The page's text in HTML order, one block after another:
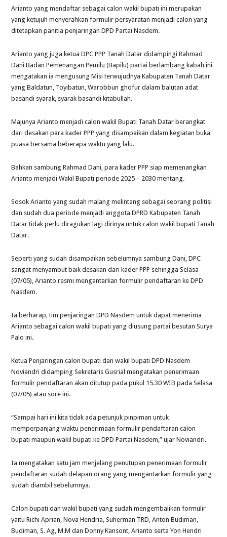
Arianto yang mendaftar sebagai calon wakil bupati ini merupakan
yang ketujuh menyerahkan formulir persyaratan menjadi calon yang
ditetapkan panitia penjaringan DPD Partai Nasdem.
Arianto yang juga ketua DPC PPP Tanah Datar didampingi Rahmad
Dani Badan Pemenangan Pemilu (Bapilu) partai berlambang kabah ini
mengatakan ia mengusung Misi terwujudnya Kabupaten Tanah Datar
yang Baldatun, Toyibatun, Warobbun ghofur dalam balutan adat
basandi syarak, syarak basandi kitabullah.
Majunya Arianto menjadi calon wakil Bupati Tanah Datar berangkat
dari desakan para kader PPP yang disampaikan dalam kegiatan buka
puasa bersama beberapa waktu yang lalu.
Bahkan sambung Rahmad Dani, para kader PPP siap memenangkan
Arianto menjadi Wakil Bupati periode 2025 – 2030 mentang.
Sosok Arianto yang sudah malang melintang sebagai seorang politisi
dan sudah dua periode menjadi anggota DPRD Kabupaten Tanah
Datar tidak perlu diragukan lagi dirinya untuk calon wakil bupati Tanah
Datar.
Seperti yang sudah disampaikan sebelumnya sambung Dani, DPC
sangat menyambut baik desakan dari kader PPP sehingga Selasa
(07/05), Arianto resmi mengantarkan formulir pendaftaran ke DPD
Nasdem.
Ia berharap, tim penjaringan DPD Nasdem untuk dapat menerima
Arianto sebagai calon wakil bupati yang diusung partai besutan Surya
Palo ini.
Ketua Penjaringan calon bupati dan wakil bupati DPD Nasdem
Noviandri didamping Sekretaris Gusrial mengatakan penerimaan
formulir pendaftaran akan ditutup pada pukul 15.30 WIB pada Selasa
(07/05) atau sore ini.
“Sampai hari ini kita tidak ada petunjuk pinpiman untuk
memperpanjang waktu penerimaan formulir pendaftaran calon
bupati maupun wakil bupati ke DPD Partai Nasdem,” ujar Noviandri.
Ia mengatakan satu jam menjelang penutupan penerimaan formulir
pendaftaran sudah delapan orang yang mengantarkan formulir yang
sudah diambil sebelumnya.
Calon bupati dan wakil bupati yang sudah mengembalikan formulir
yaitu Richi Aprian, Nova Hendria, Suherman TRD, Anton Budiman,
Budiman, S. Ag, M.M dan Donny Kansont, Arianto serta Yon Hendri